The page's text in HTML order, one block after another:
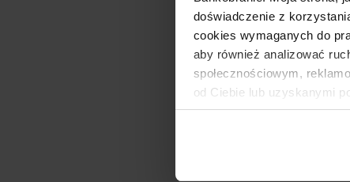
doświadczenie z
cookies wymaganych do
aby również analizować
społecznościowym,
od Ciebie lub uzyskanymi